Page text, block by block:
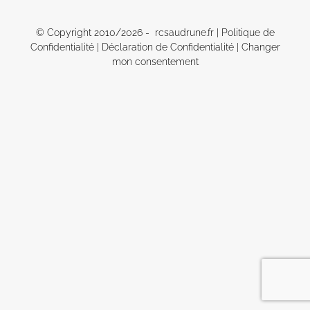
© Copyright 2010/2026 - rcsaudrune.fr |
Politique de
Confidentialité| Déclaration de Confidentialité| Changer
mon consentement